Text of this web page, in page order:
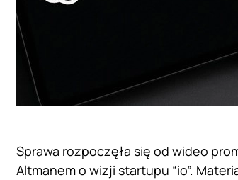
Sprawa rozpoczęła się od wideo
Altmanem o wizji startupu “io”.